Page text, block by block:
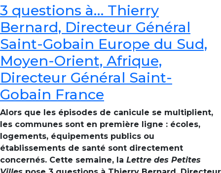
3 questions à… Thierry
Bernard, Directeur Général
Saint-Gobain Europe du Sud,
Moyen-Orient, Afrique,
Directeur Général Saint-
Gobain France
Alors que les épisodes de canicule se multiplient,
les communes sont en première ligne : écoles,
logements, équipements publics ou
établissements de santé sont directement
concernés. Cette semaine, la Lettre des Petites